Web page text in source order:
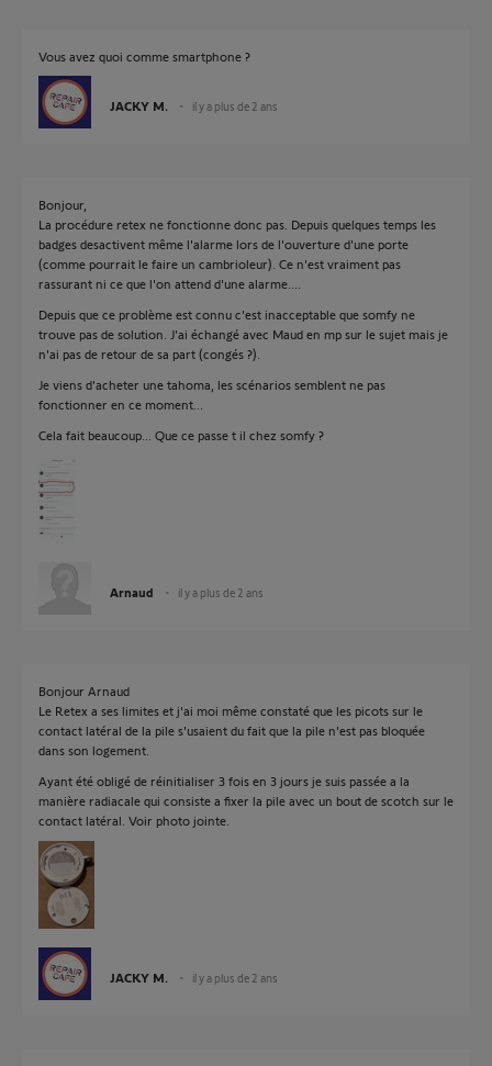
Vous avez quoi comme smartphone ?
JACKY M. il y a plus de 2 ans
Bonjour,
La procédure retex ne fonctionne donc pas. Depuis quelques temps les
badges desactivent même l'alarme lors de l'ouverture d'une porte
(comme pourrait le faire un cambrioleur). Ce n'est vraiment pas
rassurant ni ce que l'on attend d'une alarme....
Depuis que ce problème est connu c'est inacceptable que somfy ne
trouve pas de solution. J'ai échangé avec Maud en mp sur le sujet mais je
n'ai pas de retour de sa part (congés ?).
Je viens d'acheter une tahoma, les scénarios semblent ne pas
fonctionner en ce moment...
Cela fait beaucoup... Que ce passe t il chez somfy ?
Arnaud il y a plus de 2 ans
Bonjour Arnaud
Le Retex a ses limites et j'ai moi même constaté que les picots sur le
contact latéral de la pile s'usaient du fait que la pile n'est pas bloquée
dans son logement.
Ayant été obligé de réinitialiser 3 fois en 3 jours je suis passée a la
manière radiacale qui consiste a fixer la pile avec un bout de scotch sur le
contact latéral. Voir photo jointe.
JACKY M. il y a plus de 2 ans